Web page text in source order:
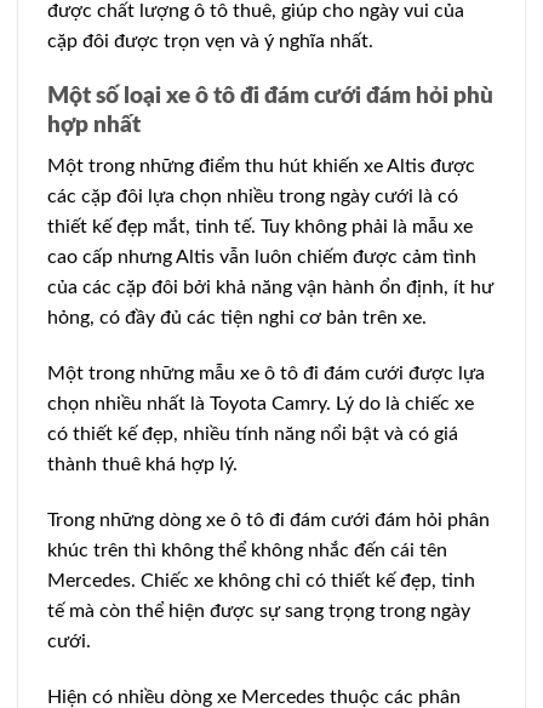
được chất lượng ô tô thuê, giúp cho ngày vui của
cặp đôi được trọn vẹn và ý nghĩa nhất.
Một số loại xe ô tô đi đám cưới đám hỏi phù
hợp nhất
Một trong những điểm thu hút khiến xe Altis được
các cặp đôi lựa chọn nhiều trong ngày cưới là có
thiết kế đẹp mắt, tinh tế. Tuy không phải là mẫu xe
cao cấp nhưng Altis vẫn luôn chiếm được cảm tình
của các cặp đôi bởi khả năng vận hành ổn định, ít hư
hỏng, có đầy đủ các tiện nghi cơ bản trên xe.
Một trong những mẫu xe ô tô đi đám cưới được lựa
chọn nhiều nhất là Toyota Camry. Lý do là chiếc xe
có thiết kế đẹp, nhiều tính năng nổi bật và có giá
thành thuê khá hợp lý.
Trong những dòng xe ô tô đi đám cưới đám hỏi phân
khúc trên thì không thể không nhắc đến cái tên
Mercedes. Chiếc xe không chỉ có thiết kế đẹp, tinh
tế mà còn thể hiện được sự sang trọng trong ngày
cưới.
Hiện có nhiều dòng xe Mercedes thuộc các phân